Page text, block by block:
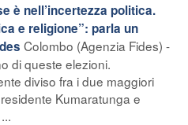
è nell’incertezza politica.
e religione”: parla un
Colombo (Agenzia Fides) -
di queste elezioni.
diviso fra i due maggiori
Kumaratunga e